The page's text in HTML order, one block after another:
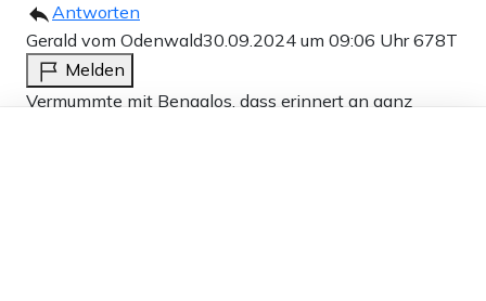
Antworten
Gerald vom Odenwald30.09.2024 um 09:06 Uhr678T
Melden
Vermummte mit Bengalos, dass erinnert an ganz